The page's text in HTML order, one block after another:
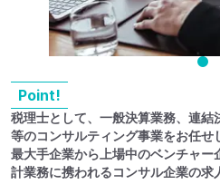
Point!
税理士として、一般決算業務、連
等のコンサルティング事業をお任せ
最大手企業から上場中のベンチャ
計業務に携われるコンサル企業の求